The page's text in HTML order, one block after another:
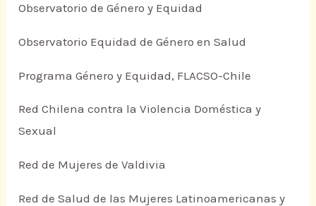
Observatorio de Género y Equidad
Observatorio Equidad de Género en Salud
Programa Género y Equidad, FLACSO-Chile
Red Chilena contra la Violencia Doméstica y
Sexual
Red de Mujeres de Valdivia
Red de Salud de las Mujeres Latinoamericanas y